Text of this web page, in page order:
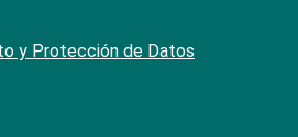
y Protección de Datos